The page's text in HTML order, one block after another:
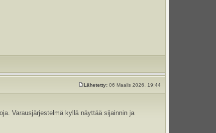
Lähetetty: 06 Maalis 2026, 19:44
Varausjärjestelmä kyllä näyttää sijainnin ja